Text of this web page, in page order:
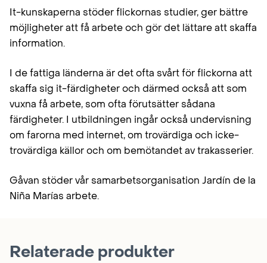
It-kunskaperna stöder flickornas studier, ger bättre
möjligheter att få arbete och gör det lättare att skaffa
information.
I de fattiga länderna är det ofta svårt för flickorna att
skaffa sig it-färdigheter och därmed också att som
vuxna få arbete, som ofta förutsätter sådana
färdigheter. I utbildningen ingår också undervisning
om farorna med internet, om trovärdiga och icke-
trovärdiga källor och om bemötandet av trakasserier.
Gåvan stöder vår samarbetsorganisation Jardín de la
Niña Marías arbete.
Relaterade produkter